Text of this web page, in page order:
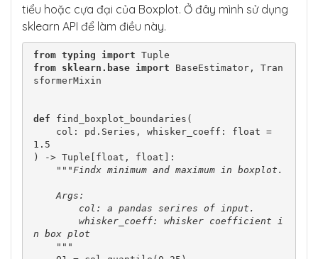
tiểu hoặc cựa đại của Boxplot. Ở đây mình sử dụng
sklearn API để làm điều này.
from typing import
from
sklearn.base import BaseEstimator, Tran
sformerMixin
def find_boxplot_boundaries(
1.5
) -> Tuple[float, float]:
"""Findx minimum and maximum in boxplot.
    Args:
        col: a pandas serires of input.
n box plot
    """